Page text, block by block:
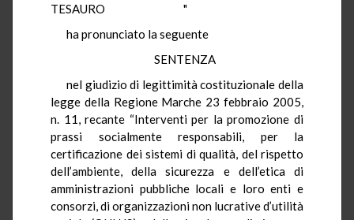
TESAURO "
ha pronunciato la seguente
SENTENZA
nel giudizio di legittimità costituzionale della
legge della Regione Marche 23 febbraio 2005,
n. 11, recante “Interventi per la promozione di
prassi socialmente responsabili, per la
certificazione dei sistemi di qualità, del rispetto
dell’ambiente, della sicurezza e dell’etica di
amministrazioni pubbliche locali e loro enti e
consorzi, di organizzazioni non lucrative d’utilità